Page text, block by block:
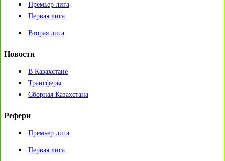
Премьер лига
Первая лига
Вторая лига
Новости
В Казахстане
Трансферы
Сборная Казахстана
Рефери
Премьер лига
Первая лига